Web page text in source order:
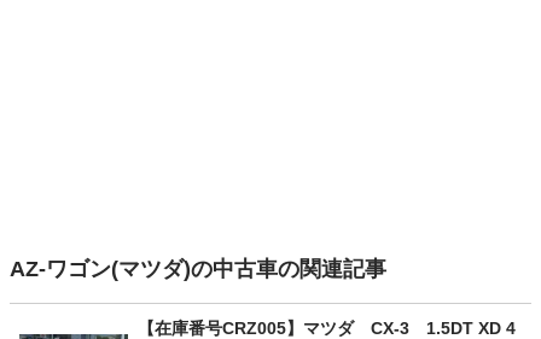
AZ-ワゴン(マツダ)の中古車の関連記事
【在庫番号CRZ005】マツダ CX-3 1.5DT XD 4